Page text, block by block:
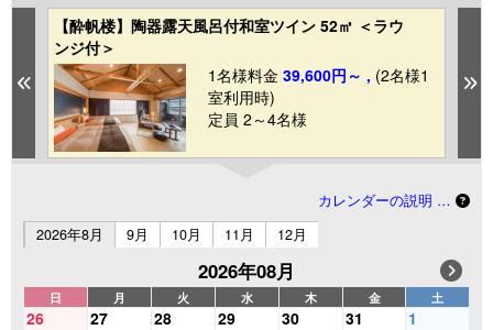
Previous
【酔帆楼】陶器露天風呂付和室ツイン 52㎡ ＜ラウ
ンジ付＞
1名様料金 39,600円～ , (2名様1
室利用時)
定員 2～4名様
カレンダーの説明 …
2026年8月
9月 10月 11月 12月
2026年08月
日 月 火 水 木 金 土
26 27 28 29 30 31 1